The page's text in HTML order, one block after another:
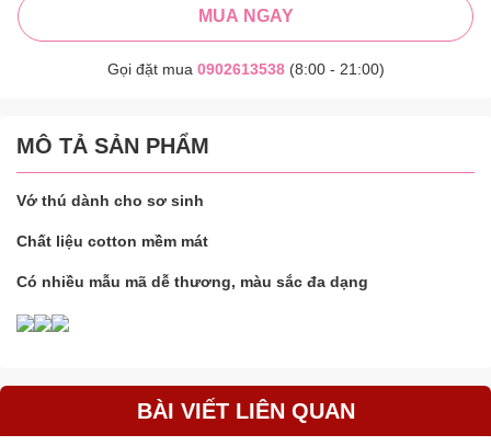
MUA NGAY
Gọi đặt mua 0902613538(8:00 - 21:00)
MÔ TẢ SẢN PHẨM
Vớ thú dành cho sơ sinh
Chất liệu cotton mềm mát
Có nhiều mẫu mã dễ thương, màu sắc đa dạng
BÀI VIẾT LIÊN QUAN